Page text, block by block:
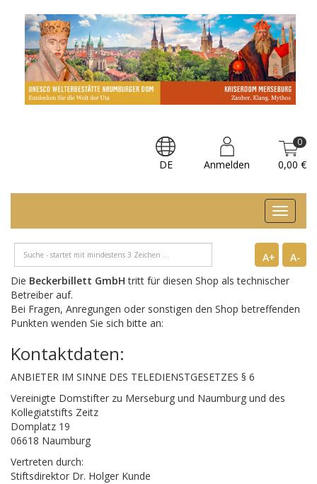
DE Anmelden
0
0,00 €
Toggle
A-
A+
Die Beckerbillett GmbH tritt für diesen Shop als technischer
Betreiber auf.
Bei Fragen, Anregungen oder sonstigen den Shop betreffenden
Punkten wenden Sie sich bitte an:
Kontaktdaten:
ANBIETER IM SINNE DES TELEDIENSTGESETZES § 6
Vereinigte Domstifter zu Merseburg und Naumburg und des
Kollegiatstifts Zeitz
Domplatz 19
06618 Naumburg
Vertreten durch:
Stiftsdirektor Dr. Holger Kunde